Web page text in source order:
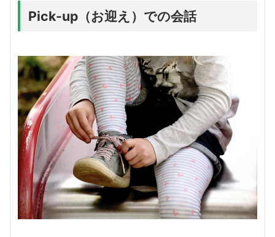
Pick-up（お迎え）での会話